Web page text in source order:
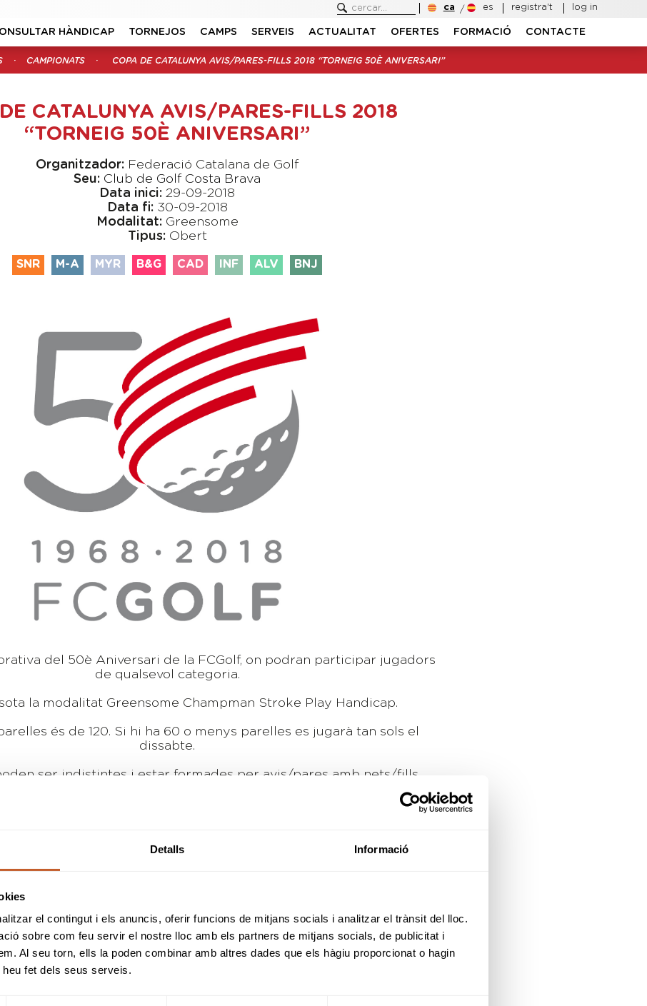
Detalls Informació
el contingut i els anuncis, oferir funcions de mitjans socials i analitzar el trànsit del lloc.
sobre com feu servir el nostre lloc amb els partners de mitjans socials, de publicitat i
Al seu torn, ells la poden combinar amb altres dades que els hàgiu proporcionat o hagin
fet dels seus serveis.
ca es registra't log in
HÀNDICAP TORNEJOS CAMPS SERVEIS ACTUALITAT OFERTES FORMACIÓ CONTACTE
CAMPIONATS COPA DE CATALUNYA AVIS/PARES-FILLS 2018 “TORNEIG 50È ANIVERSARI”
CATALUNYA AVIS/PARES-FILLS 2018
“TORNEIG 50È ANIVERSARI”
Organitzador: Federació Catalana de Golf
Seu: Club de Golf Costa Brava
Data inici: 29-09-2018
Data fi: 30-09-2018
Modalitat: Greensome
Tipus: Obert
SNR M-A MYR B&G CAD INF ALV BNJ
del 50è Aniversari de la FCGolf, on podran participar jugadors
de qualsevol categoria.
la modalitat Greensome Champman Stroke Play Handicap.
és de 120. Si hi ha 60 o menys parelles es jugarà tan sols el
dissabte.
ser indistintes i estar formades per avis/pares amb nets/fills.
formades amb un benjamí, jugaran 9 forats obligatòriament, la resta
torneig es jugui en dos dies, un dia amb cadascun.
teniu temps fins al 25 de setembre per inscriure-us!
NOTA:
inscripcions de la 1º Copa de Catalunya Avis-Pares-Fills i fent-se
de sol·licituds que no complien el requisit mínim de handicap per
en un inici, s'ha decidit, en nom de poder celebrar el 50